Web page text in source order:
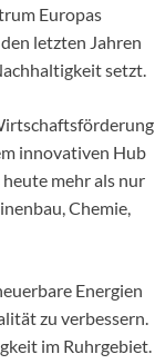
Europas
letzten Jahren
setzt.
innovativen Hub
mehr als nur
Chemie,
Energien
zu verbessern.
im Ruhrgebiet.